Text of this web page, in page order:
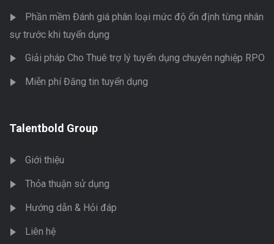
Phần mềm Đánh giá phân loại mức độ ổn định từng nhân
sự trước khi tuyển dụng
Giải pháp Cho Thuê trợ lý tuyển dụng chuyên nghiệp RPO
Miễn phí Đăng tin tuyển dụng
Talentbold Group
Giới thiệu
Thỏa thuận sử dụng
Hướng dẫn & Hỏi đáp
Liên hệ